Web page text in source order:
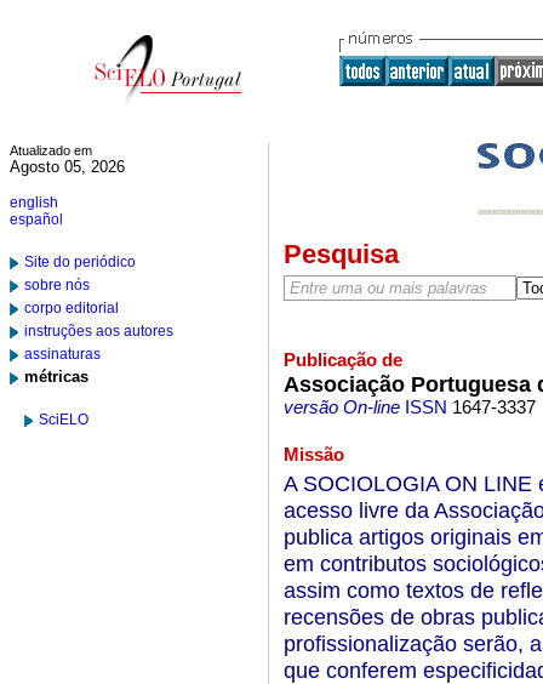
Atualizado em
Agosto 05, 2026
english
español
Site do periódico
sobre nós
corpo editorial
instruções aos autores
assinaturas
métricas
SciELO
Pesquisa
Publicação de
Associação Portuguesa
versão On-lineISSN 1647-3337
Missão
A SOCIOLOGIA ON
acesso livre da
publica artigos originais
em contributos
assim como textos de
recensões de obras
profissionalização serão,
que conferem